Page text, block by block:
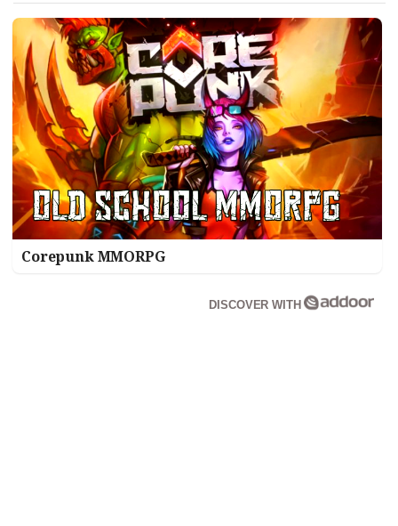
Corepunk MMORPG
DISCOVER WITH